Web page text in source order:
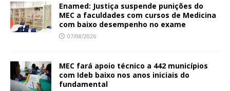
Enamed: Justiça suspende punições do
MEC a faculdades com cursos de Medicina
com baixo desempenho no exame
07/08/2026
MEC fará apoio técnico a 442 municípios
com Ideb baixo nos anos iniciais do
fundamental